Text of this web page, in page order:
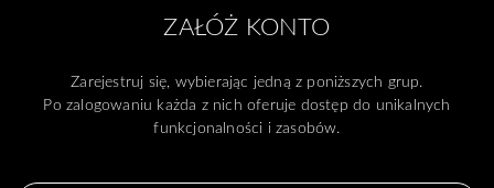
ZAŁÓŻ KONTO
Zarejestruj się, wybierając jedną z poniższych grup.
Po zalogowaniu każda z nich oferuje dostęp do unikalnych
funkcjonalności i zasobów.